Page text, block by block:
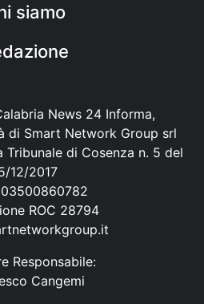
siamo
News 24 Informa,
di Smart Network Group srl
Tribunale di Cosenza n. 5 del
12/2017
03500860782
ROC 28794
Responsabile:
Cangemi